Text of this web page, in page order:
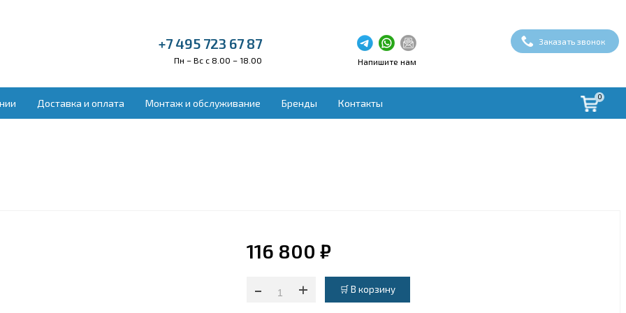
+7 495 723 67 87
Пн – Вс с 8.00 – 18.00 Напишите нам
Заказать звонок
Доставка и оплата Монтаж и обслуживание Бренды Контакты
0
116 800 ₽
-
+